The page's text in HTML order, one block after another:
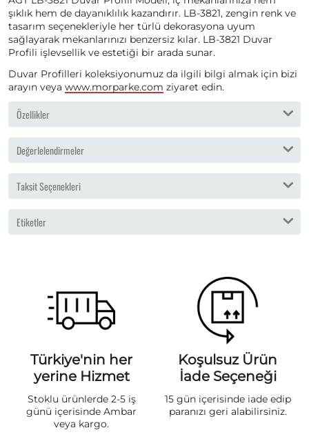
şıklık hem de dayanıklılık kazandırır. LB-3821, zengin renk ve
tasarım seçenekleriyle her türlü dekorasyona uyum
sağlayarak mekanlarınızı benzersiz kılar. LB-3821 Duvar
Profili işlevsellik ve estetiği bir arada sunar.
Duvar Profilleri koleksiyonumuz da ilgili bilgi almak için bizi
arayın veya www.morparke.com ziyaret edin.
Özellikler
Değerlelendirmeler
Taksit Seçenekleri
Etiketler
Türkiye'nin her
yerine Hizmet
Stoklu ürünlerde 2-5 iş
günü içerisinde Ambar
veya kargo.
Koşulsuz Ürün
İade Seçeneği
15 gün içerisinde iade edip
paranızı geri alabilirsiniz.